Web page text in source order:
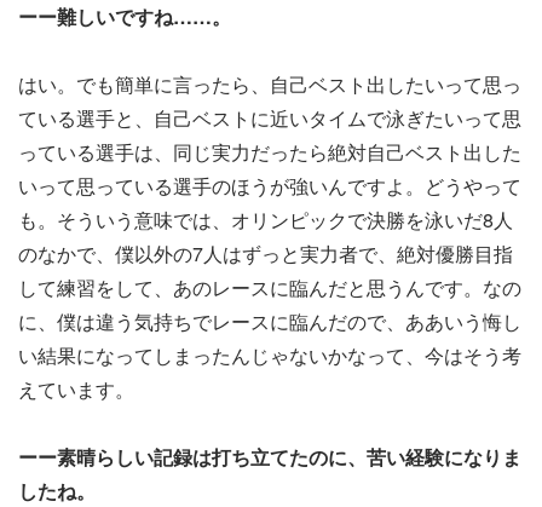
ーー難しいですね……。
はい。でも簡単に言ったら、自己ベスト出したいって思っ
ている選手と、自己ベストに近いタイムで泳ぎたいって思
っている選手は、同じ実力だったら絶対自己ベスト出した
いって思っている選手のほうが強いんですよ。どうやって
も。そういう意味では、オリンピックで決勝を泳いだ8人
のなかで、僕以外の7人はずっと実力者で、絶対優勝目指
して練習をして、あのレースに臨んだと思うんです。なの
に、僕は違う気持ちでレースに臨んだので、ああいう悔し
い結果になってしまったんじゃないかなって、今はそう考
えています。
ーー素晴らしい記録は打ち立てたのに、苦い経験になりま
したね。